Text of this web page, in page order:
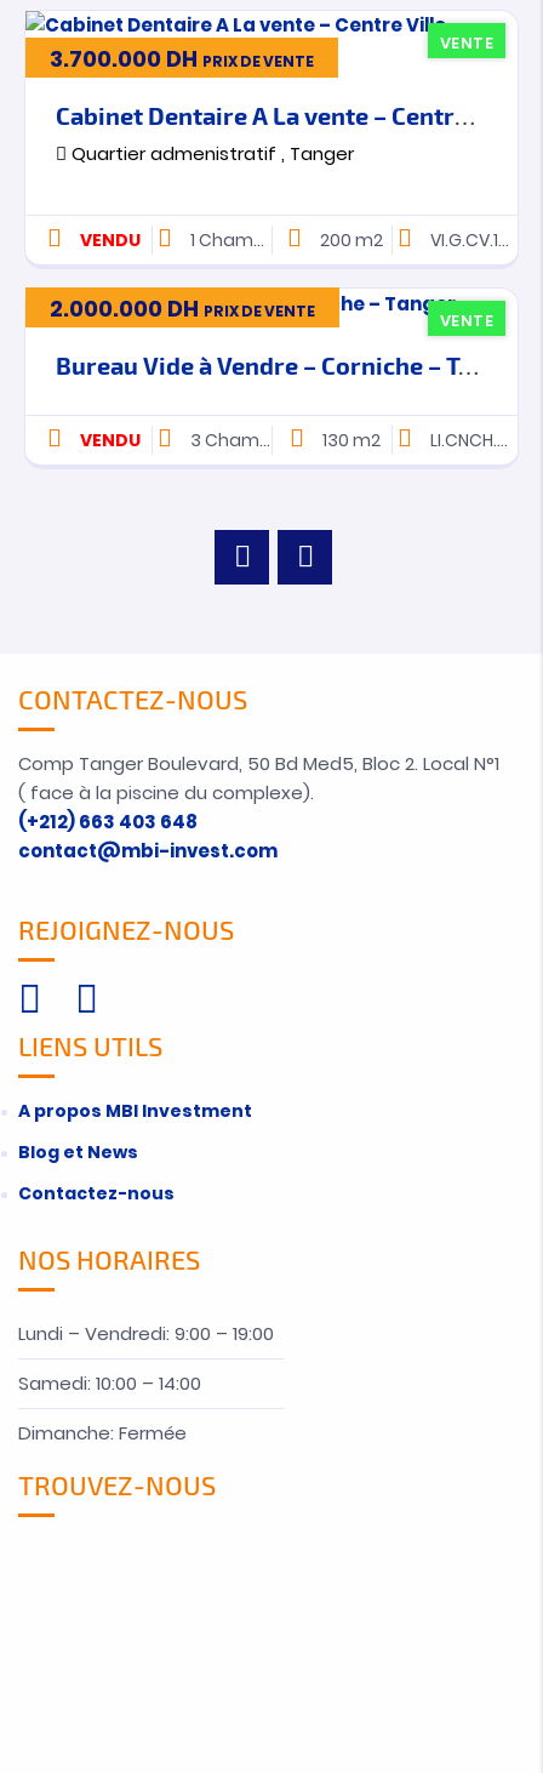
VENTE
3.700.000 DH PRIX DE VENTE
Cabinet Dentaire A La vente – Centre Ville – Tanger
Quartier admenistratif , Tanger
VENDU 1 Chambres 200 m2 VI.G.CV.140
VENTE
2.000.000 DH PRIX DE VENTE
Bureau Vide à Vendre – Corniche – Tanger
VENDU 3 Chambres 130 m2 LI.CNCH.H.6023
CONTACTEZ-NOUS
Comp Tanger Boulevard, 50 Bd Med5, Bloc 2. Local N°1
( face à la piscine du complexe).
(+212) 663 403 648
contact@mbi-invest.com
REJOIGNEZ-NOUS
LIENS UTILS
A propos MBI Investment
Blog et News
Contactez-nous
NOS HORAIRES
Lundi – Vendredi: 9:00 – 19:00
Samedi: 10:00 – 14:00
Dimanche: Fermée
TROUVEZ-NOUS